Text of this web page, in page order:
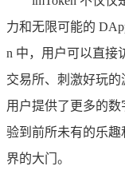
力和无限可能的
n 中，用户可以直接
交易所、刺激好玩
用户提供了更多的
验到前所未有的乐
界的大门。